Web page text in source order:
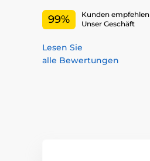
99%
Kunden empfehlen
Unser Geschäft
Lesen Sie
alle Bewertungen